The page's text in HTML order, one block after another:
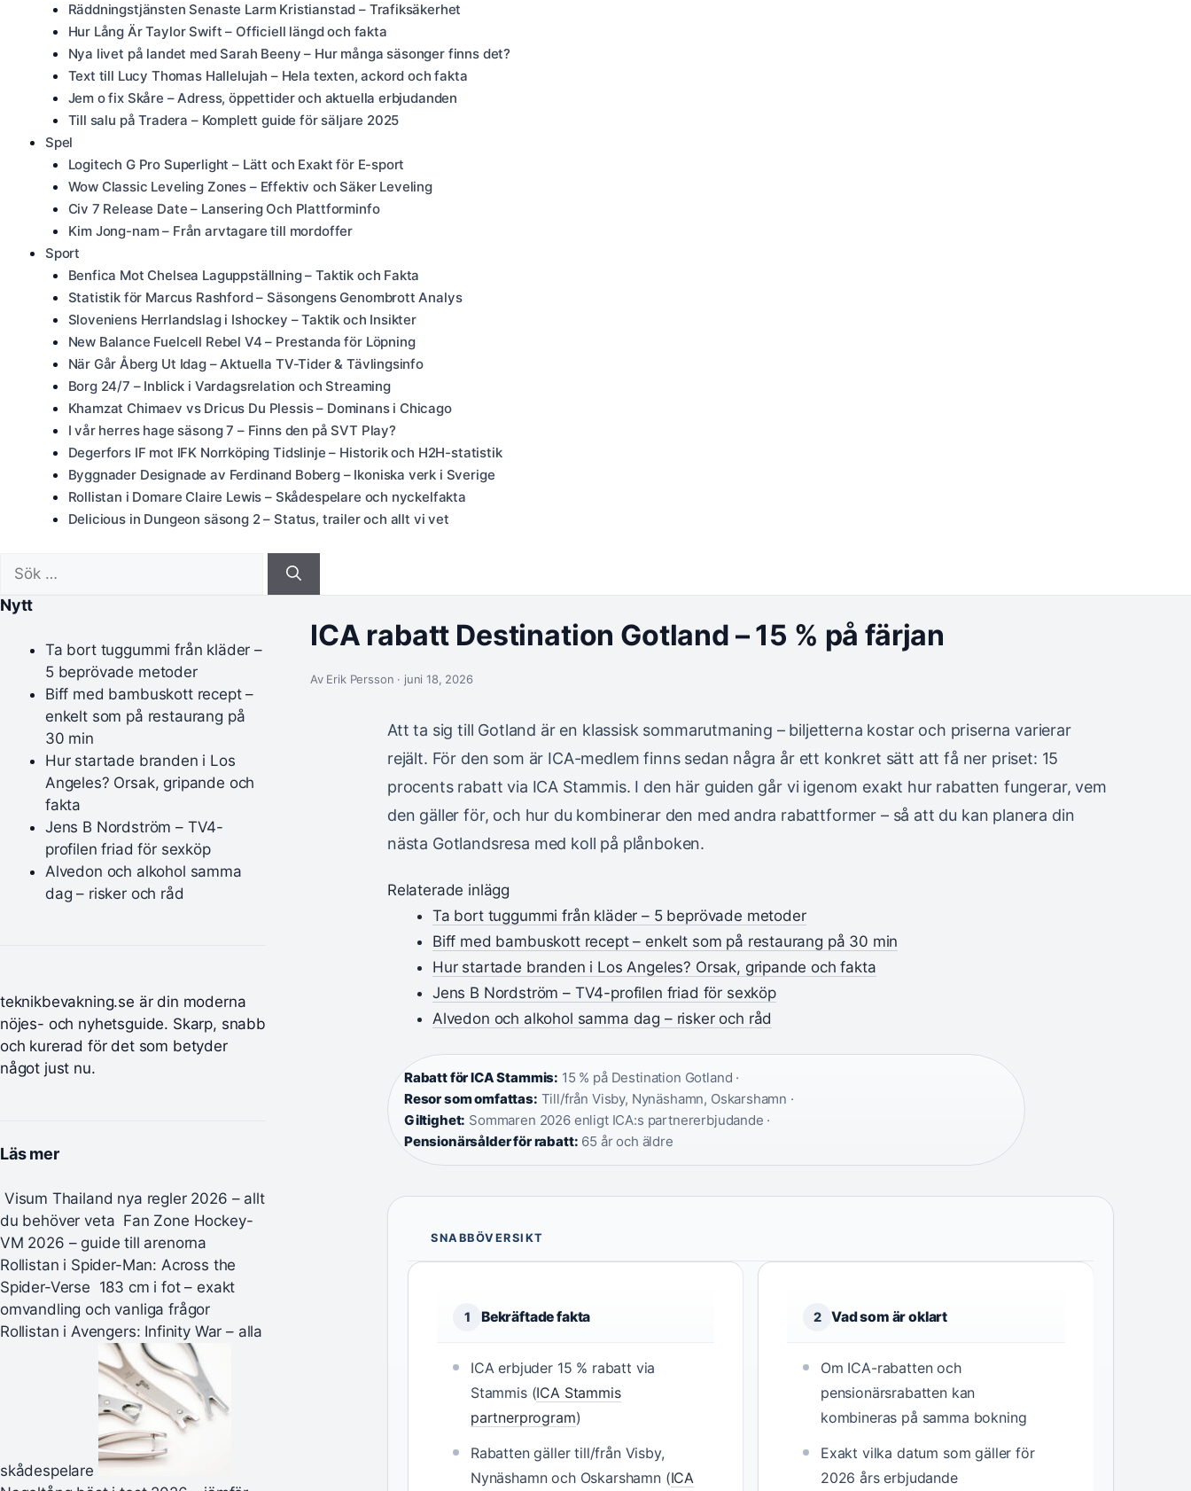
Räddningstjänsten Senaste Larm Kristianstad – Trafiksäkerhet
Hur Lång Är Taylor Swift – Officiell längd och fakta
Nya livet på landet med Sarah Beeny – Hur många säsonger finns det?
Text till Lucy Thomas Hallelujah – Hela texten, ackord och fakta
Jem o fix Skåre – Adress, öppettider och aktuella erbjudanden
Till salu på Tradera – Komplett guide för säljare 2025
Spel
Logitech G Pro Superlight – Lätt och Exakt för E-sport
Wow Classic Leveling Zones – Effektiv och Säker Leveling
Civ 7 Release Date – Lansering Och Plattforminfo
Kim Jong-nam – Från arvtagare till mordoffer
Sport
Benfica Mot Chelsea Laguppställning – Taktik och Fakta
Statistik för Marcus Rashford – Säsongens Genombrott Analys
Sloveniens Herrlandslag i Ishockey – Taktik och Insikter
New Balance Fuelcell Rebel V4 – Prestanda för Löpning
När Går Åberg Ut Idag – Aktuella TV-Tider & Tävlingsinfo
Borg 24/7 – Inblick i Vardagsrelation och Streaming
Khamzat Chimaev vs Dricus Du Plessis – Dominans i Chicago
I vår herres hage säsong 7 – Finns den på SVT Play?
Degerfors IF mot IFK Norrköping Tidslinje – Historik och H2H-statistik
Byggnader Designade av Ferdinand Boberg – Ikoniska verk i Sverige
Rollistan i Domare Claire Lewis – Skådespelare och nyckelfakta
Delicious in Dungeon säsong 2 – Status, trailer och allt vi vet
efter:
ICA rabatt Destination Gotland – 15 % på färjan
Av Erik Persson · juni 18, 2026
Att ta sig till Gotland är en klassisk sommarutmaning – biljetterna kostar och priserna varierar
rejält. För den som är ICA-medlem finns sedan några år ett konkret sätt att få ner priset: 15
procents rabatt via ICA Stammis. I den här guiden går vi igenom exakt hur rabatten fungerar, vem
den gäller för, och hur du kombinerar den med andra rabattformer – så att du kan planera din
nästa Gotlandsresa med koll på plånboken.
Relaterade inlägg
Ta bort tuggummi från kläder – 5 beprövade metoder
Biff med bambuskott recept – enkelt som på restaurang på 30 min
Hur startade branden i Los Angeles? Orsak, gripande och fakta
Jens B Nordström – TV4-profilen friad för sexköp
Alvedon och alkohol samma dag – risker och råd
Rabatt för ICA Stammis: 15 % på Destination Gotland ·
Resor som omfattas: Till/från Visby, Nynäshamn, Oskarshamn ·
Giltighet: Sommaren 2026 enligt ICA:s partnererbjudande ·
Pensionärsålder för rabatt: 65 år och äldre
SNABBÖVERSIKT
1 Bekräftade fakta
ICA erbjuder 15 % rabatt via
Stammis (ICA Stammis
partnerprogram)
Rabatten gäller till/från Visby,
Nynäshamn och Oskarshamn (ICA
2 Vad som är oklart
Om ICA-rabatten och
pensionärsrabatten kan
kombineras på samma bokning
Exakt vilka datum som gäller för
2026 års erbjudande
Nytt
Ta bort tuggummi från kläder –
5 beprövade metoder
Biff med bambuskott recept –
enkelt som på restaurang på
30 min
Hur startade branden i Los
Angeles? Orsak, gripande och
fakta
Jens B Nordström – TV4-
profilen friad för sexköp
Alvedon och alkohol samma
dag – risker och råd
teknikbevakning.se är din moderna
nöjes- och nyhetsguide. Skarp, snabb
och kurerad för det som betyder
något just nu.
Läs mer
Visum Thailand nya regler 2026 – allt
du behöver veta Fan Zone Hockey-
VM 2026 – guide till arenorna
Rollistan i Spider-Man: Across the
Spider-Verse 183 cm i fot – exakt
omvandling och vanliga frågor
Rollistan i Avengers: Infinity War – alla
skådespelare